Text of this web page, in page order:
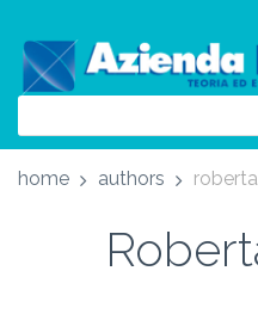
home authors